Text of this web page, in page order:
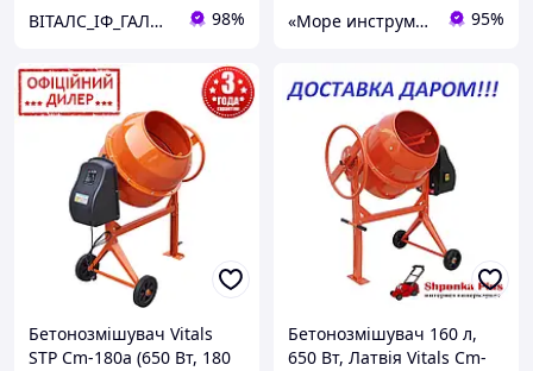
ВІТАЛС_ІФ_ГАЛИЦЬКА 98% «Море инструментов» 95%
Бетонозмішувач Vitals
STP Cm-180a (650 Вт, 180
Бетонозмішувач 160 л,
650 Вт, Латвія Vitals Cm-